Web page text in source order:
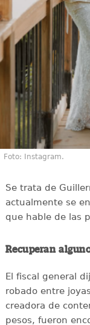
Foto: Instagram.
Se trata de
actualmente se
que hable de las
Recuperan
El fiscal general
robado entre
creadora de
pesos, fueron